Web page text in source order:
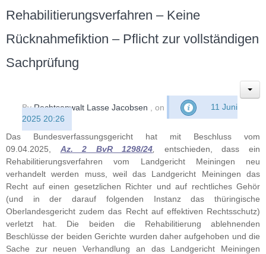
Rehabilitierungsverfahren – Keine
Rücknahmefiktion – Pflicht zur vollständigen
Sachprüfung
ByRechtsanwalt Lasse Jacobsen , on
11 Juni
2025 20:26
Das Bundesverfassungsgericht hat mit Beschluss vom
09.04.2025,
Az. 2 BvR 1298/24
entschieden, dass ein
Rehabilitierungsverfahren vom Landgericht Meiningen neu
verhandelt werden muss, weil das Landgericht Meiningen das
Recht auf einen gesetzlichen Richter und auf rechtliches Gehör
(und in der darauf folgenden Instanz das thüringische
Oberlandesgericht zudem das Recht auf effektiven Rechtsschutz)
verletzt hat. Die beiden die Rehabilitierung ablehnenden
Beschlüsse der beiden Gerichte wurden daher aufgehoben und die
Sache zur neuen Verhandlung an das Landgericht Meiningen